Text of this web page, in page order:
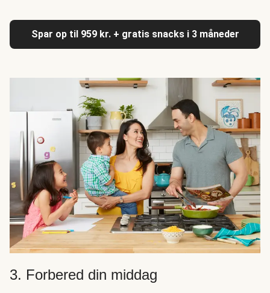
Spar op til 959 kr. + gratis snacks i 3 måneder
3. Forbered din middag